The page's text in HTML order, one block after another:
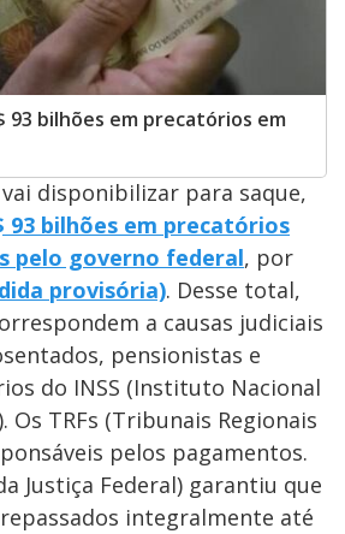
93 bilhões em precatórios em
vai disponibilizar para saque,
93 bilhões em precatórios
pelo governo federal, por
provisória). Desse total,
a causas judiciais
pensionistas e
do INSS (Instituto Nacional
Os TRFs (Tribunais Regionais
pelos pagamentos.
Justiça Federal) garantiu que
integralmente até